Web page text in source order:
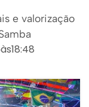
e valorização
às18:48